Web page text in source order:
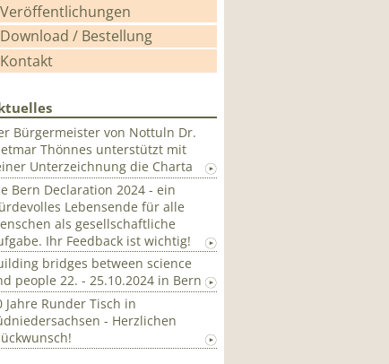
Veröffentlichungen
Download / Bestellung
Kontakt
Bürgermeister von Nottuln Dr.
Thönnes unterstützt mit
Unterzeichnung die Charta
Bern Declaration 2024 - ein
Lebensende für alle
als gesellschaftliche
Ihr Feedback ist wichtig!
bridges between science
people 22. - 25.10.2024 in Bern
Jahre Runder Tisch in
- Herzlichen